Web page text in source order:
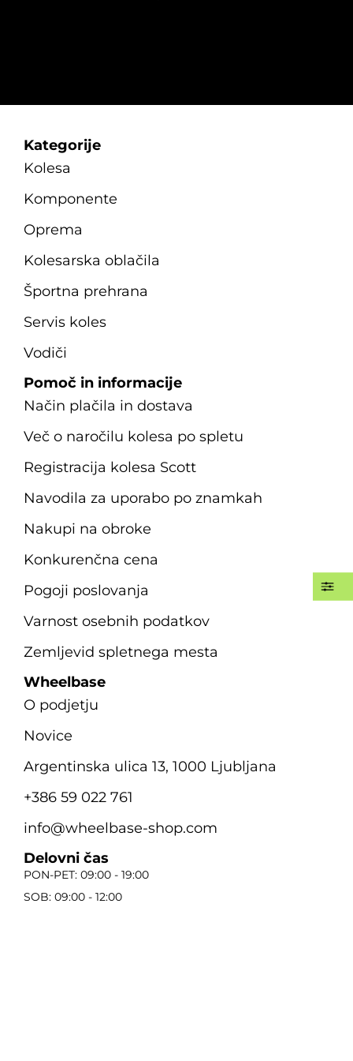
Kategorije
Kolesa
Komponente
Oprema
Kolesarska oblačila
Športna prehrana
Servis koles
Vodiči
Pomoč in informacije
Način plačila in dostava
Več o naročilu kolesa po spletu
Registracija kolesa Scott
Navodila za uporabo po znamkah
Nakupi na obroke
Konkurenčna cena
Pogoji poslovanja
Varnost osebnih podatkov
Zemljevid spletnega mesta
Wheelbase
O podjetju
Novice
Argentinska ulica 13, 1000 Ljubljana
+386 59 022 761
info@wheelbase-shop.com
Delovni čas
PON-PET: 09:00 - 19:00
SOB: 09:00 - 12:00